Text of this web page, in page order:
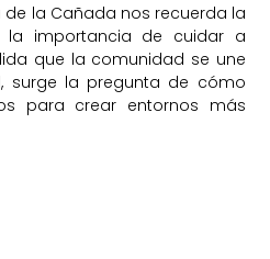
de la Cañada nos recuerda la
importancia de cuidar a
que la comunidad se une
surge la pregunta de cómo
para crear entornos más